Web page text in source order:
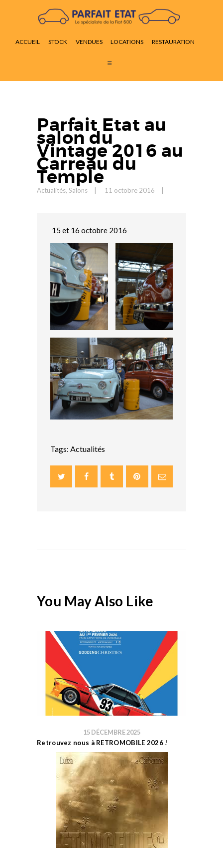
ACCUEIL STOCK VENDUES LOCATIONS RESTAURATION
ACCUEIL
VENDUES
RESTAURATION
Parfait Etat au
salon du
Vintage 2016 au
Carreau du
Temple
Actualités, Salons 11 octobre 2016
15 et 16 octobre 2016
Tags: Actualités
You May Also Like
15 DÉCEMBRE 2025
Retrouvez nous à RETROMOBILE 2026 !